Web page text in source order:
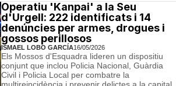
Operatiu 'Kanpai' a la Seu
d'Urgell: 222 identificats i 14
denúncies per armes, drogues i
gossos perillosos
ISMAEL LOBO GARCÍA16/05/2026
Els Mossos d'Esquadra lideren un dispositiu
conjunt que inclou Policia Nacional, Guàrdia
Civil i Policia Local per combatre la